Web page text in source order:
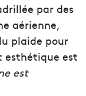
par des
aérienne,
plaide pour
esthétique est
est